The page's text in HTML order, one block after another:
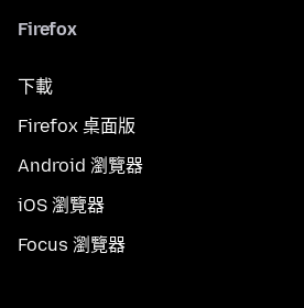
Firefox
下載
Firefox 桌面版
Android 瀏覽器
iOS 瀏覽器
Focus 瀏覽器